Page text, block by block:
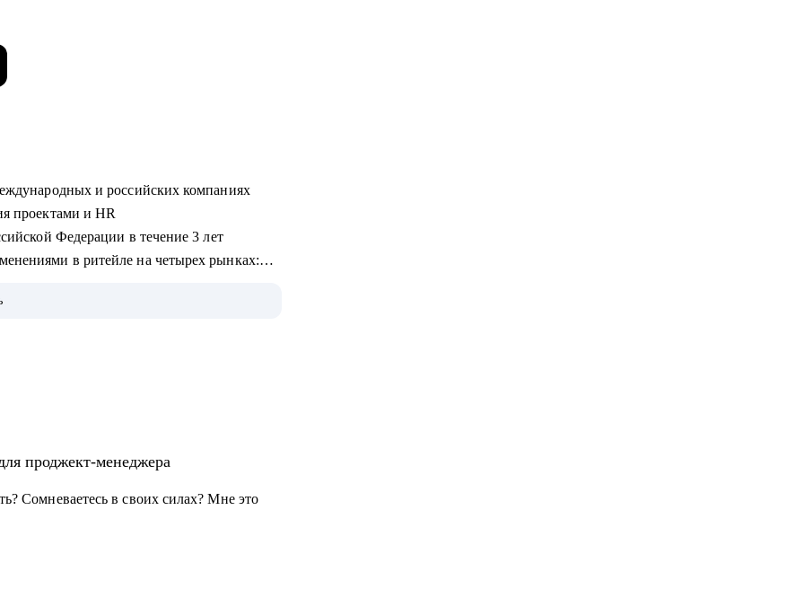
и российских компаниях
проектами и HR
Федерации в течение 3 лет
в ритейле на четырех рынках:
аналогов на российском рынке
проджект-менеджера
Сомневаетесь в своих силах? Мне это